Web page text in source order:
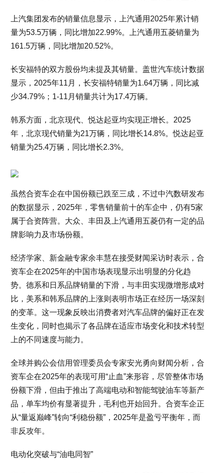
上汽集团发布的销量信息显示，上汽通用2025年累计销
量为53.5万辆，同比增加22.99%。上汽通用五菱销量为
161.5万辆，同比增加20.52%。
长安福特的双方股份均未提及其销量。盖世汽车统计数据
显示，2025年11月，长安福特销量为1.64万辆，同比减
少34.79%；1-11月销量共计为17.4万辆。
韩系方面，北京现代、悦达起亚均实现正增长。2025
年，北京现代销量为21万辆，同比增长14.8%。悦达起亚
销量为25.4万辆，同比增长2.3%。
虽然合资车企在中国份额已跌至三成，不过中汽数研发布
的数据显示，2025年，零售销量前十的车企中，仍有5家
属于合资阵营。大众、丰田及上汽通用五菱仍有一定的品
牌影响力及市场份额。
经济学家、新金融专家余丰慧在接受财闻采访时表示，合
资车企在2025年的中国市场表现显示出明显的分化趋
势。德系和日系品牌销量的下滑，与丰田实现微增形成对
比，美系和韩系品牌的上涨则表明市场正在经历一场深刻
的变革。这一现象反映出消费者对汽车品牌的偏好正在发
生变化，同时也揭示了各品牌在适应市场变化和技术转型
上的不同速度与能力。
全球并购公会信用管理委员会专家安光勇向财闻分析，合
资车企在2025年的表现可用“止血”来形容，尽管整体市场
份额下滑，但由于推出了高端电动和智能驾驶油车等新产
品，单车均价有显著提升，毛利也开始回升。合资车企正
从“量返巅峰”转向“利稳份额”，2025年是盈亏平衡年，而
非反攻年。
电动化突破与“油电同智”